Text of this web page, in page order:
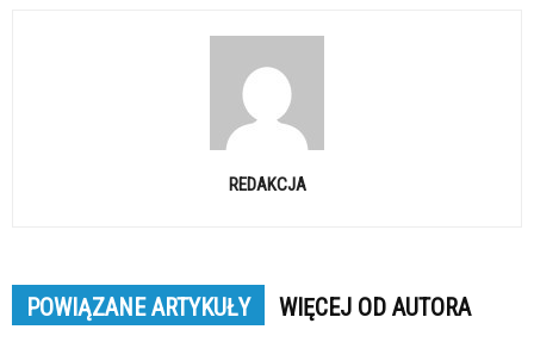
REDAKCJA
POWIĄZANE ARTYKUŁY WIĘCEJ OD AUTORA